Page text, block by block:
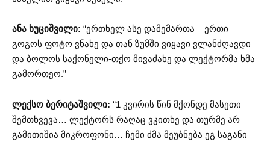
ანა ხუციშვილი: “ერთხელ ასე დამემართა – ერთი
გოგოს ფოტო ვნახე და თან ზუმში ვიყავი ვლანძღავდი
და ბოლოს საქონელი-თქო მივაძახე და ლექტორმა ხმა
გამორთეო.”
ლექსო ბერიტაშვილი: “1 კვირის წინ მქონდე მასეთი
შემთხვევა… ლექტორს რაღაც ვკითხე და თურმე არ
გამითიშია მიკროფონი… ჩემი ძმა მეუბნება ეგ საგანი